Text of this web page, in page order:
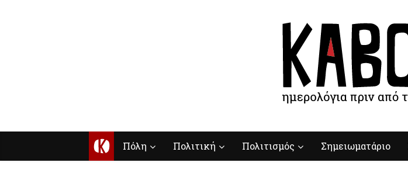
Κ Πόλη Πολιτική Πολιτισμός Σημειωματάριο